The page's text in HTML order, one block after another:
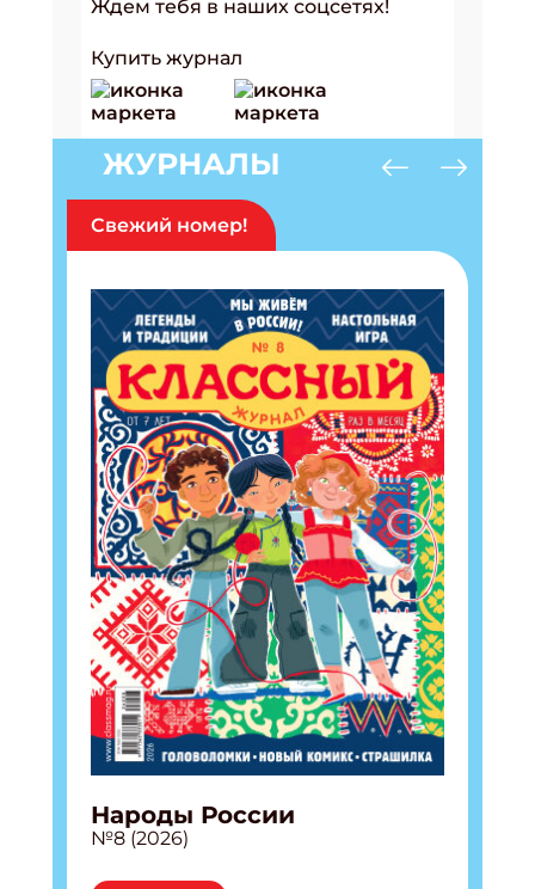
Ждем тебя в наших соцсетях!
Купить журнал
ЖУРНАЛЫ
Свежий номер!
Народы России
№8 (2026)